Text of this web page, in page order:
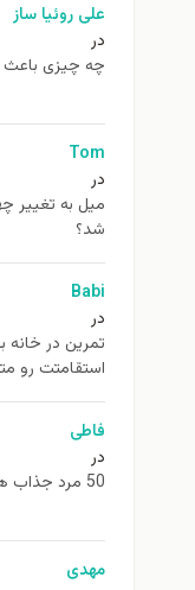
علی روئیا ساز
در
چه چیزی
Tom
در
ميل به تغيير
شد؟
Babi
در
استقامتت رو
فاطی
در
50 مرد جذاب همه دوران ها
مهدی